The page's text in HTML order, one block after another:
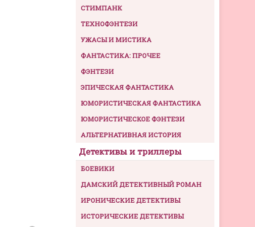
СТИМПАНК
ТЕХНОФЭНТЕЗИ
УЖАСЫ И МИСТИКА
ФАНТАСТИКА: ПРОЧЕЕ
ФЭНТЕЗИ
ЭПИЧЕСКАЯ ФАНТАСТИКА
ЮМОРИСТИЧЕСКАЯ ФАНТАСТИКА
ЮМОРИСТИЧЕСКОЕ ФЭНТЕЗИ
АЛЬТЕРНАТИВНАЯ ИСТОРИЯ
Детективы и триллеры
БОЕВИКИ
ДАМСКИЙ ДЕТЕКТИВНЫЙ РОМАН
ИРОНИЧЕСКИЕ ДЕТЕКТИВЫ
ИСТОРИЧЕСКИЕ ДЕТЕКТИВЫ